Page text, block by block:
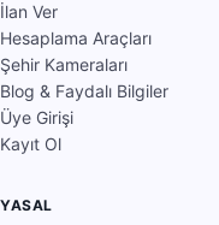
İlan Ver
Hesaplama Araçları
Şehir Kameraları
Blog & Faydalı Bilgiler
Üye Girişi
Kayıt Ol
YASAL